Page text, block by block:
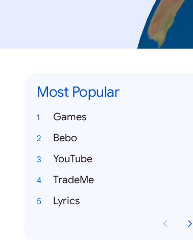
Most Popular
Games
Bebo
YouTube
TradeMe
Lyrics